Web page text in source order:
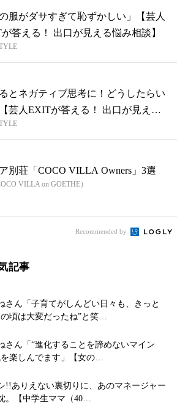
の服がダサすぎて恥ずかしい」【芸人
答える！ 出口が見える悩み相談】
とネガティブ思考に！どうしたらい
芸人EXITが答える！ 出口が見え
別荘「COCO VILLA Owners」3選
VILLA on GOETHE）
Recommended by
記事
さん「子育てがしんどい日々も、きっと
の頃は大変だったね”と笑…
さん「“進化することを諦めないマイン
を楽しんでます」【女の…
!!ありえない裏切りに、あのマネージャー
。【中学生ママ（40…